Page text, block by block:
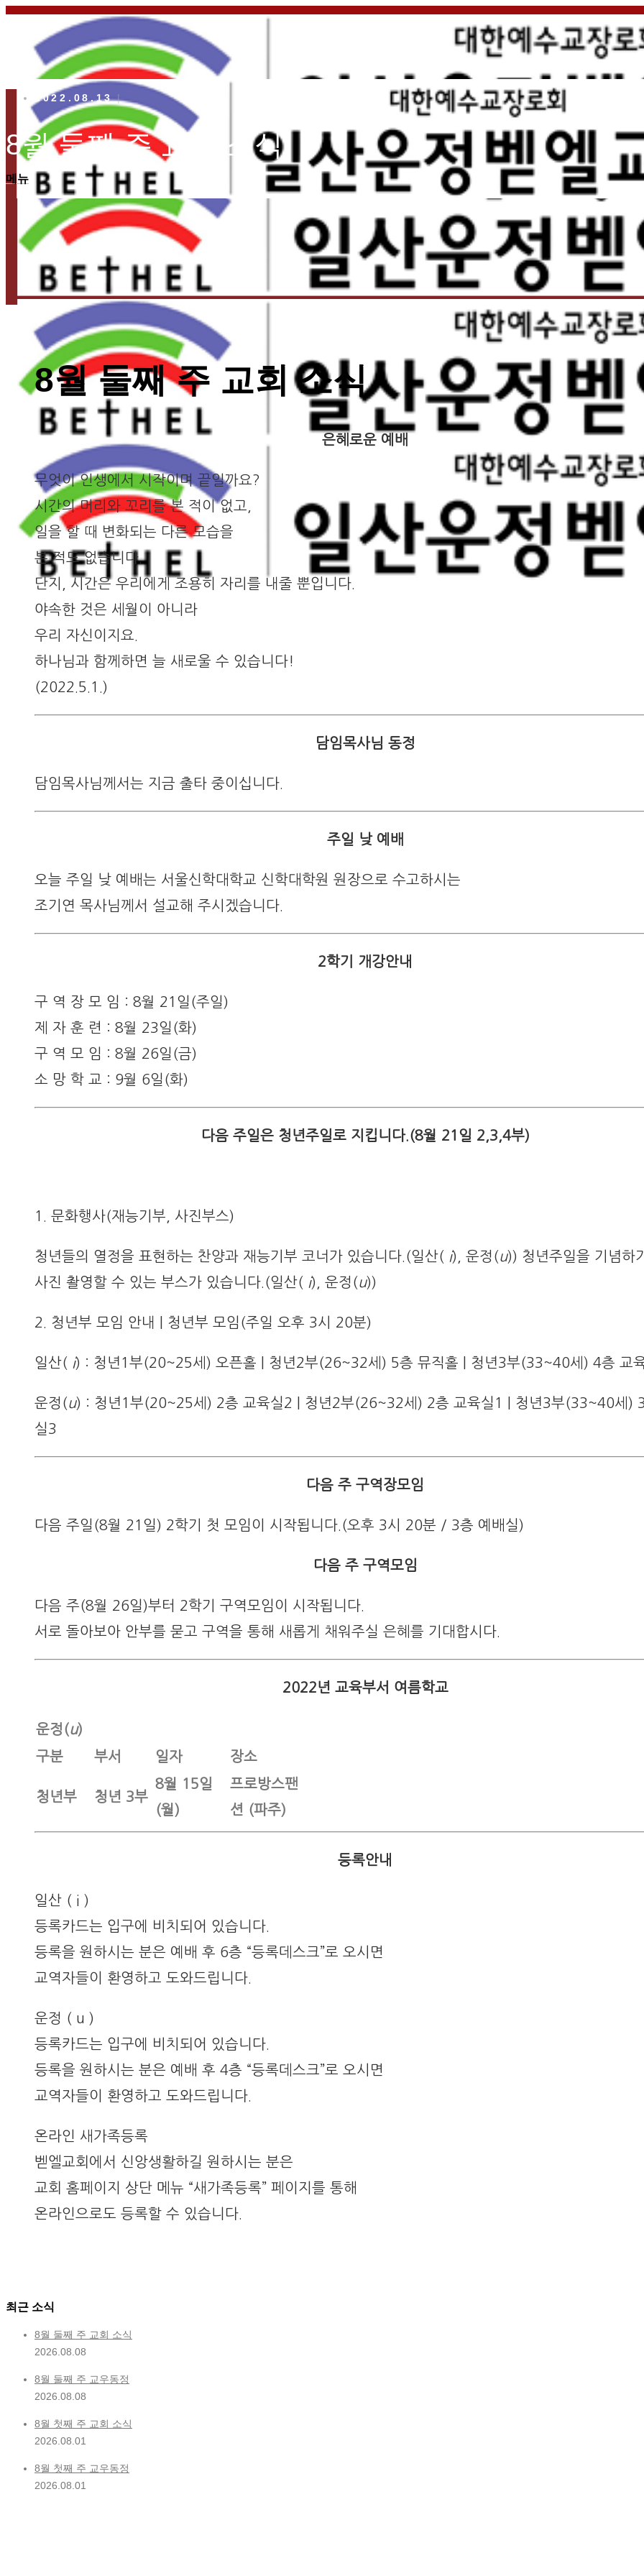
메뉴
2022.08.13
8월 둘째 주 교회 소식
8월 둘째 주 교회 소식
은혜로운 예배
무엇이 인생에서 시작이며 끝일까요?
시간의 머리와 꼬리를 본 적이 없고,
일을 할 때 변화되는 다른 모습을
본 적도 없습니다.
단지, 시간은 우리에게 조용히 자리를 내줄 뿐입니다.
야속한 것은 세월이 아니라
우리 자신이지요.
하나님과 함께하면 늘 새로울 수 있습니다!
(2022.5.1.)
담임목사님 동정
담임목사님께서는 지금 출타 중이십니다.
주일 낮 예배
오늘 주일 낮 예배는 서울신학대학교 신학대학원 원장으로 수고하시는
조기연 목사님께서 설교해 주시겠습니다.
2학기 개강안내
구 역 장 모 임 : 8월 21일(주일)
제 자 훈 련 : 8월 23일(화)
구 역 모 임 : 8월 26일(금)
소 망 학 교 : 9월 6일(화)
다음 주일은 청년주일로 지킵니다.(8월 21일 2,3,4부)
1. 문화행사(재능기부, 사진부스)
청년들의 열정을 표현하는 찬양과 재능기부 코너가 있습니다.(일산( i), 운정(u)) 청년주일을 기념하
사진 촬영할 수 있는 부스가 있습니다.(일산( i), 운정(u))
2. 청년부 모임 안내 | 청년부 모임(주일 오후 3시 20분)
일산( i) : 청년1부(20~25세) 오픈홀 | 청년2부(26~32세) 5층 뮤직홀 | 청년3부(33~40세) 4층 교
운정(u) : 청년1부(20~25세) 2층 교육실2 | 청년2부(26~32세) 2층 교육실1 | 청년3부(33~40세)
실3
다음 주 구역장모임
다음 주일(8월 21일) 2학기 첫 모임이 시작됩니다.(오후 3시 20분 / 3층 예배실)
다음 주 구역모임
다음 주(8월 26일)부터 2학기 구역모임이 시작됩니다.
서로 돌아보아 안부를 묻고 구역을 통해 새롭게 채워주실 은혜를 기대합시다.
2022년 교육부서 여름학교
운정(u)
구분
부서 일자 장소
청년부 청년 3부
8월 15일
(월)
프로방스팬
션 (파주)
등록안내
일산 ( i )
등록카드는 입구에 비치되어 있습니다.
등록을 원하시는 분은 예배 후 6층 “등록데스크”로 오시면
교역자들이 환영하고 도와드립니다.
운정 ( u )
등록카드는 입구에 비치되어 있습니다.
등록을 원하시는 분은 예배 후 4층 “등록데스크”로 오시면
교역자들이 환영하고 도와드립니다.
온라인 새가족등록
벧엘교회에서 신앙생활하길 원하시는 분은
교회 홈페이지 상단 메뉴 “새가족등록” 페이지를 통해
온라인으로도 등록할 수 있습니다.
최근 소식
8월 둘째 주 교회 소식
2026.08.08
8월 둘째 주 교우동정
2026.08.08
8월 첫째 주 교회 소식
2026.08.01
8월 첫째 주 교우동정
2026.08.01